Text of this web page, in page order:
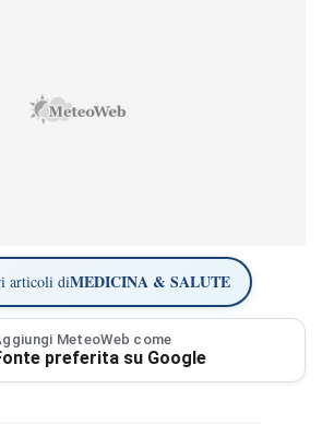
articoli diMEDICINA & SALUTE
MeteoWeb come
preferita su Google